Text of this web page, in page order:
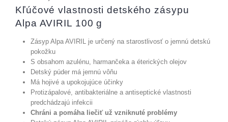
Kľúčové vlastnosti detského zásypu
Alpa AVIRIL 100 g
Zásyp Alpa AVIRIL je určený na starostlivosť o jemnú detskú
pokožku
S obsahom azulénu, harmančeka a éterických olejov
Detský púder má jemnú vôňu
Má hojivé a upokojujúce účinky
Protizápalové, antibakteriálne a antiseptické vlastnosti
predchádzajú infekcii
Chráni a pomáha liečiť už vzniknuté problémy